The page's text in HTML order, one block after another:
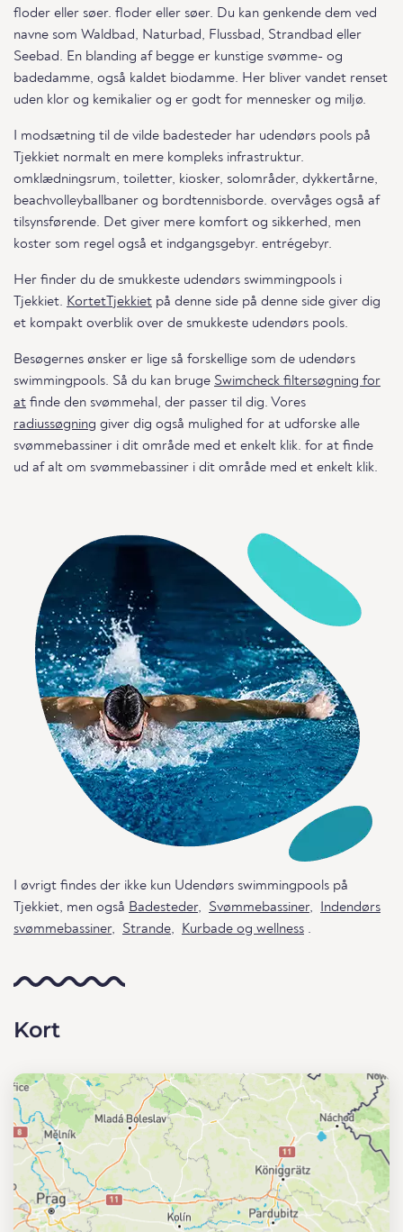
floder eller søer. floder eller søer. Du kan genkende dem ved
navne som Waldbad, Naturbad, Flussbad, Strandbad eller
Seebad. En blanding af begge er kunstige svømme- og
badedamme, også kaldet biodamme. Her bliver vandet renset
uden klor og kemikalier og er godt for mennesker og miljø.
I modsætning til de vilde badesteder har udendørs pools på
Tjekkiet normalt en mere kompleks infrastruktur.
omklædningsrum, toiletter, kiosker, solområder, dykkertårne,
beachvolleyballbaner og bordtennisborde. overvåges også af
tilsynsførende. Det giver mere komfort og sikkerhed, men
koster som regel også et indgangsgebyr. entrégebyr.
Her finder du de smukkeste udendørs swimmingpools i
Tjekkiet. KortetTjekkiet på denne side på denne side giver dig
et kompakt overblik over de smukkeste udendørs pools.
Besøgernes ønsker er lige så forskellige som de udendørs
swimmingpools. Så du kan bruge Swimcheck filtersøgning for
at finde den svømmehal, der passer til dig. Vores
radiussøgning giver dig også mulighed for at udforske alle
svømmebassiner i dit område med et enkelt klik. for at finde
ud af alt om svømmebassiner i dit område med et enkelt klik.
I øvrigt findes der ikke kun Udendørs swimmingpools på
Tjekkiet, men også Badesteder, Svømmebassiner,
Indendørs
svømmebassiner, Strande, Kurbade og wellness .
Kort